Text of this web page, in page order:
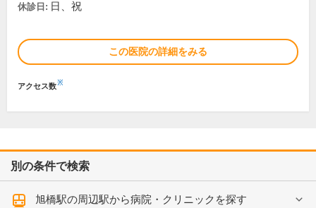
休診日: 日、祝
この医院の詳細をみる
アクセス数※
別の条件で検索
旭橋駅の周辺駅から病院・クリニックを探す